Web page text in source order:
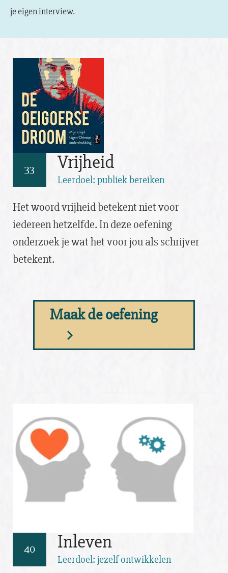
je eigen interview.
33 Vrijheid
Leerdoel: publiek bereiken
Het woord vrijheid betekent niet voor
iedereen hetzelfde. In deze oefening
onderzoek je wat het voor jou als schrijver
betekent.
Maak de oefening
40 Inleven
Leerdoel: jezelf ontwikkelen